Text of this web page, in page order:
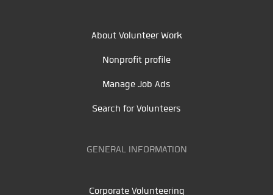
About Volunteer Work
Nonprofit profile
Manage Job Ads
Search for Volunteers
GENERAL INFORMATION
Corporate Volunteering